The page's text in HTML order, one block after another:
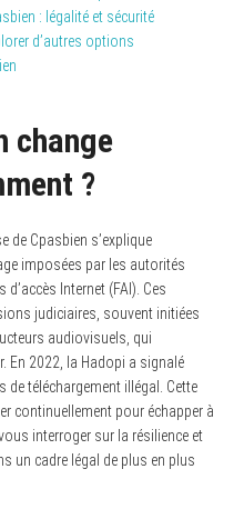
: légalité et sécurité
d’autres options
change
?
de Cpasbien s’explique
imposées par les autorités
Internet (FAI). Ces
judiciaires, souvent initiées
audiovisuels, qui
En 2022, la Hadopi a signalé
téléchargement illégal. Cette
continuellement pour échapper à
interroger sur la résilience et
un cadre légal de plus en plus